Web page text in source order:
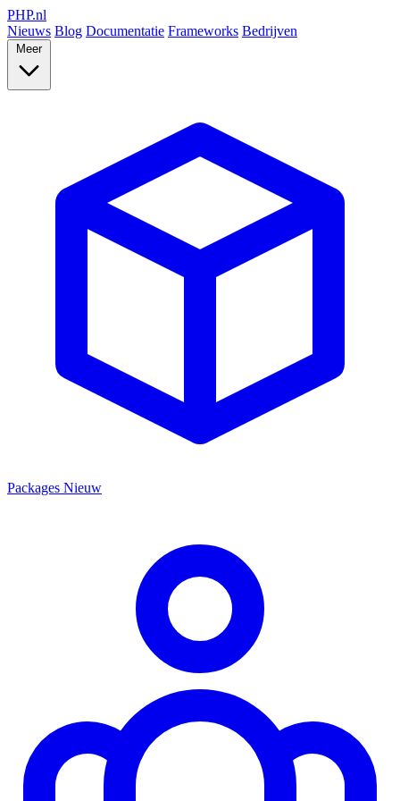
PHP.nl
Nieuws Blog Documentatie Frameworks Bedrijven
Meer
Packages Nieuw